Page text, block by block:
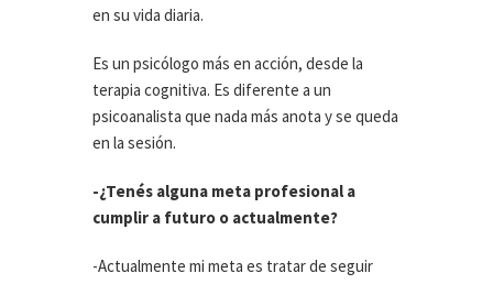
en su vida diaria.
Es un psicólogo más en acción, desde la
terapia cognitiva. Es diferente a un
psicoanalista que nada más anota y se queda
en la sesión.
-¿Tenés alguna meta profesional a
cumplir a futuro o actualmente?
-Actualmente mi meta es tratar de seguir